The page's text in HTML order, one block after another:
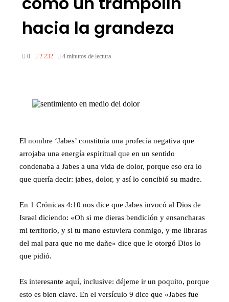
hacia la grandeza
0 2.232 4 minutos de lectura
El nombre ‘Jabes’ constituía una profecía negativa que
arrojaba una energía espiritual que en un sentido
condenaba a Jabes a una vida de dolor, porque eso era lo
que quería decir: jabes, dolor, y así lo concibió su madre.
En 1 Crónicas 4:10 nos dice que Jabes invocó al Dios de
Israel diciendo: «Oh si me dieras bendición y ensancharas
mi territorio, y si tu mano estuviera conmigo, y me libraras
del mal para que no me dañe» dice que le otorgó Dios lo
que pidió.
Es interesante aquí, inclusive: déjeme ir un poquito, porque
esto es bien clave. En el versículo 9 dice que «Jabes fue